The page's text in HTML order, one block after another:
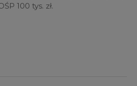
100 tys. zł.